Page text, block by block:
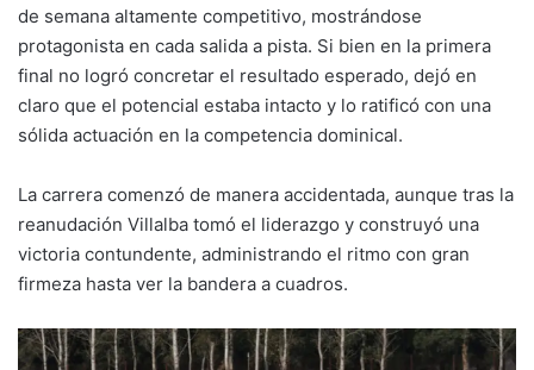
de semana altamente competitivo, mostrándose
protagonista en cada salida a pista. Si bien en la primera
final no logró concretar el resultado esperado, dejó en
claro que el potencial estaba intacto y lo ratificó con una
sólida actuación en la competencia dominical.
La carrera comenzó de manera accidentada, aunque tras la
reanudación Villalba tomó el liderazgo y construyó una
victoria contundente, administrando el ritmo con gran
firmeza hasta ver la bandera a cuadros.